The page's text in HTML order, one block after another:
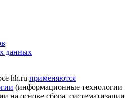
данных
hh.ru применяются
(информационные технологии
на основе сбора, систематизации